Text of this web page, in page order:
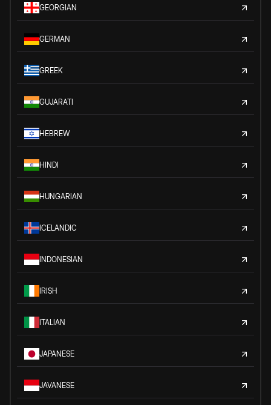
GEORGIAN
GERMAN
GREEK
GUJARATI
HEBREW
HINDI
HUNGARIAN
ICELANDIC
INDONESIAN
IRISH
ITALIAN
JAPANESE
JAVANESE